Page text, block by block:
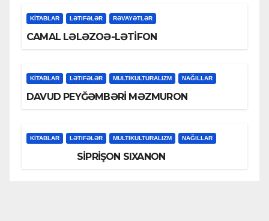
KİTABLAR LƏTIFƏLƏR RƏVAYƏTLƏR
CAMAL LƏLƏZOƏ-LƏTİFON
KİTABLAR LƏTIFƏLƏR MULTIKULTURALIZM NAĞILLAR
DAVUD PEYĞƏMBƏRİ MƏZMURON
KİTABLAR LƏTIFƏLƏR MULTIKULTURALIZM NAĞILLAR
SİPRİŞON SIXANON